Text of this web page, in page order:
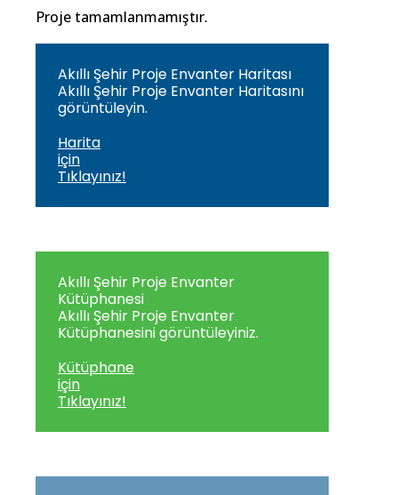
Proje tamamlanmamıştır.
Akıllı Şehir Proje Envanter Haritası
Akıllı Şehir Proje Envanter Haritasını
görüntüleyin.
Harita
için
Tıklayınız!
Akıllı Şehir Proje Envanter
Kütüphanesi
Akıllı Şehir Proje Envanter
Kütüphanesini görüntüleyiniz.
Kütüphane
için
Tıklayınız!